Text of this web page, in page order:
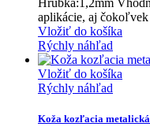
aplikácie, aj čokoľvek
Vložiť do košíka
Rýchly náhľad
Vložiť do košíka
Rýchly náhľad
Koža kozľacia